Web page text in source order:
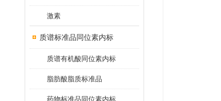
激素
质谱标准品同位素内标
质谱有机酸同位素内标
脂肪酸脂质标准品
药物标准品同位素内标